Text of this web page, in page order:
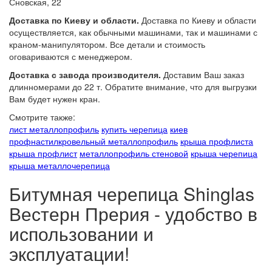
Доставка по Киеву и области. Доставка по Киеву и области
осуществляется, как обычными машинами, так и машинами с
краном-манипулятором. Все детали и стоимость
оговариваются с менеджером.
Доставка с завода производителя. Доставим Ваш заказ
длинномерами до 22 т. Обратите внимание, что для выгрузки
Вам будет нужен кран.
Смотрите также:
лист металлопрофиль купить черепица киев
профнастилкровельный металлопрофиль крыша профлиста
крыша профлист металлопрофиль стеновой крыша черепица
крыша металлочерепица
Битумная черепица Shinglas
Вестерн Прерия - удобство в
использовании и
эксплуатации!